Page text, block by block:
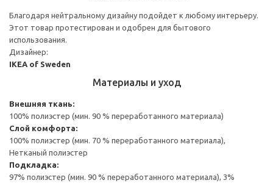
Благодаря нейтральному дизайну подойдет к любому интерьеру.
Этот товар протестирован и одобрен для бытового
использования.
Дизайнер:
IKEA of Sweden
Материалы и уход
Внешняя ткань:
100% полиэстер (мин. 90 % переработанного материала)
Слой комфорта:
100% полиэстер (мин. 70 % переработанного материала),
Нетканый полиэстер
Подкладка:
97% полиэстер (мин. 90 % переработанного материала), 3%